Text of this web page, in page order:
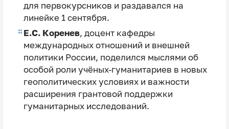
для первокурсников и раздавался на
линейке 1 сентября.
Е.С. Коренев, доцент кафедры
международных отношений и внешней
политики России, поделился мыслями об
особой роли учёных-гуманитариев в новых
геополитических условиях и важности
расширения грантовой поддержки
гуманитарных исследований.